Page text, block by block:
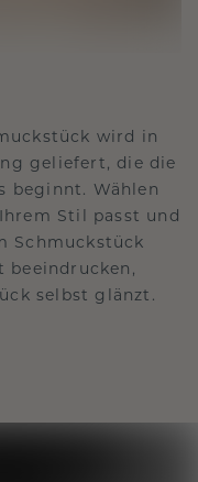
wird in
geliefert, die die
beginnt. Wählen
Stil passt und
Schmuckstück
beeindrucken,
selbst glänzt.